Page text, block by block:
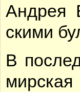
Ан­дрея
ски­ми
В